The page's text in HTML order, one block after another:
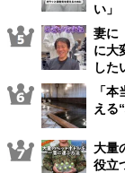
い」
妻に
に大
した
「
える
大量
役立